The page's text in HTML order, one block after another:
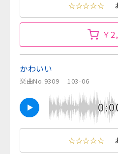
☆☆☆☆☆
￥
かわいい
楽曲No.9309 103-06
☆☆☆☆☆